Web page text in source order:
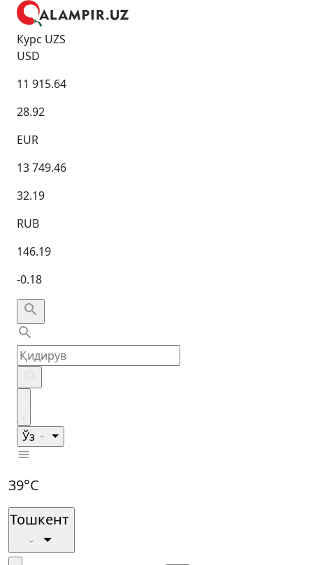
Курс UZS
USD
11 915.64
28.92
EUR
13 749.46
32.19
RUB
146.19
-0.18
Ўз
39°C
Тошкент